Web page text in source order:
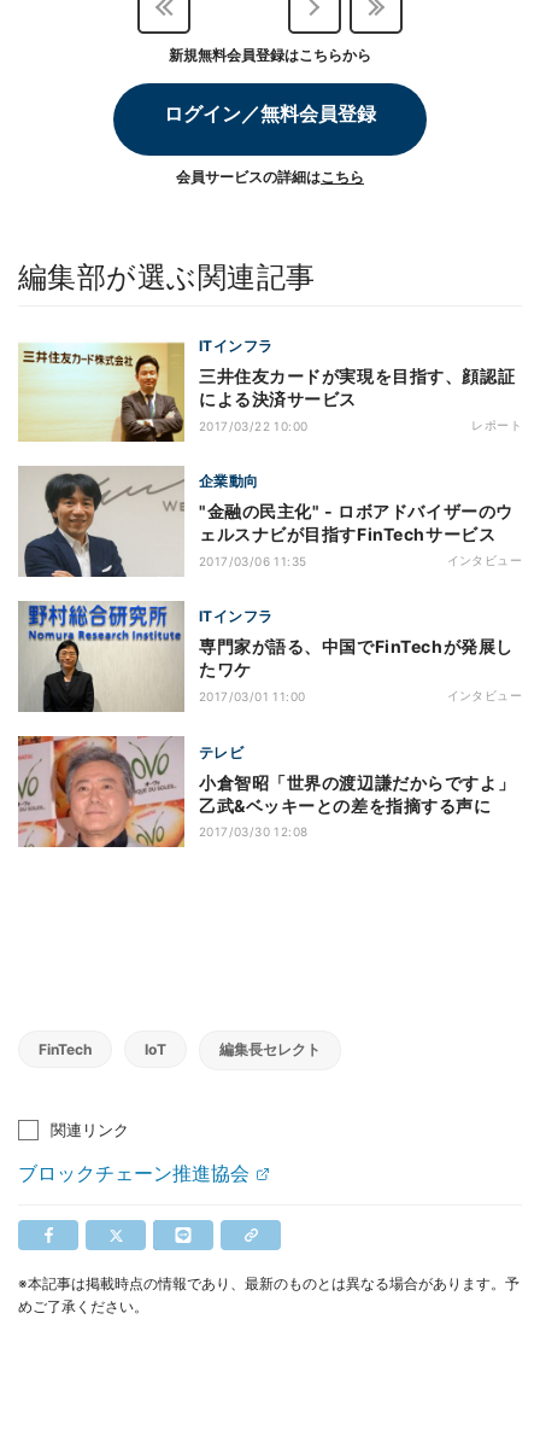
新規無料会員登録はこちらから
ログイン／無料会員登録
会員サービスの詳細はこちら
編集部が選ぶ関連記事
ITインフラ
三井住友カードが実現を目指す、顔認証
による決済サービス
2017/03/22 10:00 レポート
企業動向
"金融の民主化" - ロボアドバイザーのウ
ェルスナビが目指すFinTechサービス
2017/03/06 11:35 インタビュー
ITインフラ
専門家が語る、中国でFinTechが発展し
たワケ
2017/03/01 11:00 インタビュー
テレビ
小倉智昭「世界の渡辺謙だからですよ」
乙武&ベッキーとの差を指摘する声に
2017/03/30 12:08
FinTech IoT 編集長セレクト
関連リンク
ブロックチェーン推進協会
※本記事は掲載時点の情報であり、最新のものとは異なる場合があります。予
めご了承ください。